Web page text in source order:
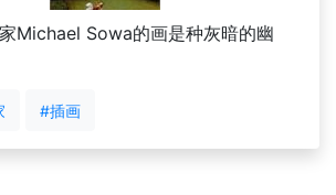
Michael Sowa的画是种灰暗的幽
#插画